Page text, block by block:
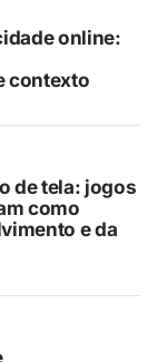
online:
contexto
de tela: jogos
como
e da